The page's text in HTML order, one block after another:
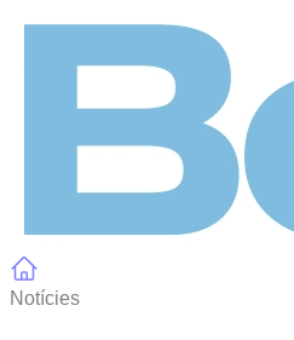
Notícies